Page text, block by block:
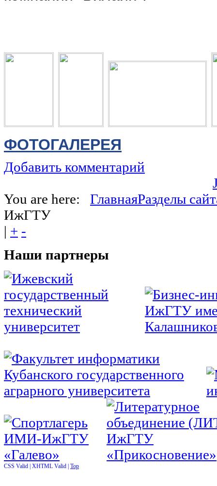
ФОТОГАЛЕРЕЯ
Добавить комментарий
You are here: ГлавнаяРазделы
ИжГТУ
| + -
Наши партнеры
CSS Valid | XHTML Valid | Top